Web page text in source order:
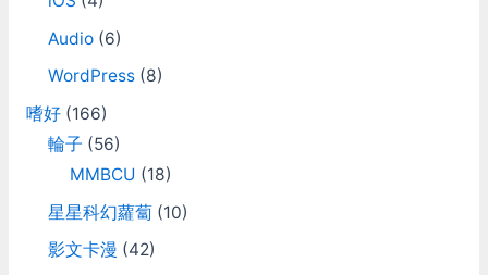
Audio(6)
WordPress(8)
嗜好(166)
輪子 (56)
MMBCU (18)
星星科幻蘿蔔(10)
影文卡漫 (42)